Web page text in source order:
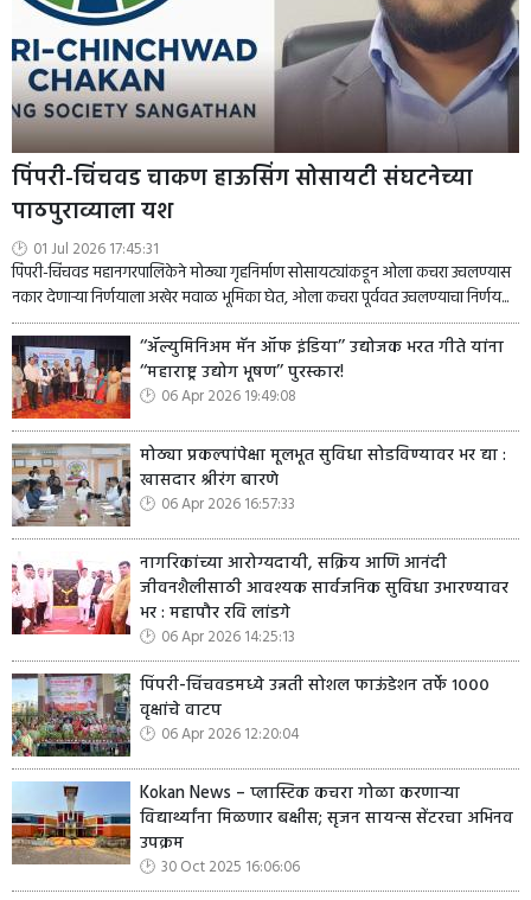
पिंपरी-चिंचवड चाकण हाऊसिंग सोसायटी संघटनेच्या
पाठपुराव्याला यश
01 Jul 2026 17:45:31
पिंपरी-चिंचवड महानगरपालिकेने मोठ्या गृहनिर्माण सोसायट्यांकडून ओला कचरा उचलण्यास
नकार देणाऱ्या निर्णयाला अखेर मवाळ भूमिका घेत, ओला कचरा पूर्ववत उचलण्याचा निर्णय...
‘‘ॲल्युमिनिअम मॅन ऑफ इंडिया’’ उद्योजक भरत गीते यांना
‘‘महाराष्ट्र उद्योग भूषण’’ पुरस्कार!
06 Apr 2026 19:49:08
मोठ्या प्रकल्पांपेक्षा मूलभूत सुविधा सोडविण्यावर भर द्या :
खासदार श्रीरंग बारणे
06 Apr 2026 16:57:33
नागरिकांच्या आरोग्यदायी, सक्रिय आणि आनंदी
जीवनशैलीसाठी आवश्यक सार्वजनिक सुविधा उभारण्यावर
भर : महापौर रवि लांडगे
06 Apr 2026 14:25:13
पिंपरी-चिंचवडमध्ये उन्नती सोशल फाऊंडेशन तर्फे १०००
वृक्षांचे वाटप
06 Apr 2026 12:20:04
Kokan News – प्लास्टिक कचरा गोळा करणाऱ्या
विद्यार्थ्यांना मिळणार बक्षीस; सृजन सायन्स सेंटरचा अभिनव
उपक्रम
30 Oct 2025 16:06:06